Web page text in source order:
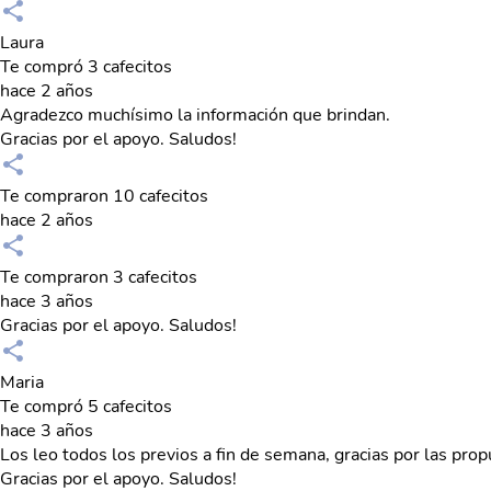
Laura
Te compró 3 cafecitos
hace 2 años
Agradezco muchísimo la información que brindan.
Gracias por el apoyo. Saludos!
Te compraron 10 cafecitos
hace 2 años
Te compraron 3 cafecitos
hace 3 años
Gracias por el apoyo. Saludos!
Maria
Te compró 5 cafecitos
hace 3 años
Los leo todos los previos a fin de semana, gracias por las
Gracias por el apoyo. Saludos!